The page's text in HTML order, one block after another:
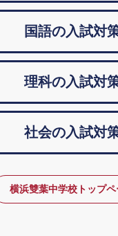
国語の入試対
理科の入試対
社会の入試対
横浜雙葉中学校トップペ